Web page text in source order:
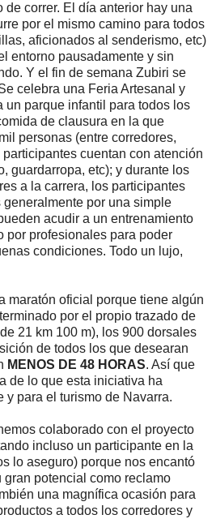
de correr. El día anterior hay una
por el mismo camino para todos
aficionados al senderismo, etc)
entorno pausadamente y sin
Y el fin de semana Zubiri se
celebra una Feria Artesanal y
un parque infantil para todos los
de clausura en la que
personas (entre corredores,
cuentan con atención
guardarropa, etc); y durante los
a la carrera, los participantes
por una simple
acudir a un entrenamiento
por profesionales para poder
condiciones. Todo un lujo,
maratón oficial porque tiene algún
por el propio trazado de
21 km 100 m), los 900 dorsales
de todos los que desearan
MENOS DE 48 HORAS. Así que
de lo que esta iniciativa ha
y para el turismo de Navarra.
colaborado con el proyecto
incluso un participante en la
lo aseguro) porque nos encantó
gran potencial como reclamo
una magnífica ocasión para
a todos los corredores y